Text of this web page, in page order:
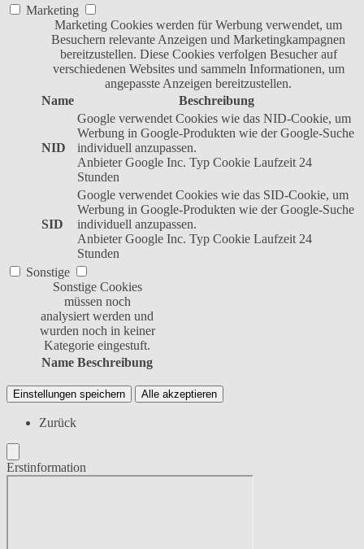
Marketing
Marketing Cookies werden für Werbung verwendet, um
Besuchern relevante Anzeigen und Marketingkampagnen
bereitzustellen. Diese Cookies verfolgen Besucher auf
verschiedenen Websites und sammeln Informationen, um
angepasste Anzeigen bereitzustellen.
Name
Beschreibung
NID
Google verwendet Cookies wie das NID-Cookie, um
Werbung in Google-Produkten wie der Google-Suche
individuell anzupassen.
Anbieter Google Inc. Typ Cookie Laufzeit 24
Stunden
SID
Google verwendet Cookies wie das SID-Cookie, um
Werbung in Google-Produkten wie der Google-Suche
individuell anzupassen.
Anbieter Google Inc. Typ Cookie Laufzeit 24
Stunden
Sonstige
Sonstige Cookies
müssen noch
analysiert werden und
wurden noch in keiner
Kategorie eingestuft.
Name Beschreibung
Einstellungen speichern Alle akzeptieren
Zurück
Erstinformation